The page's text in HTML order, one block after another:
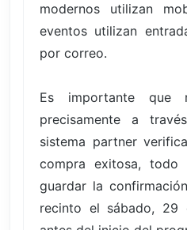
modernos utilizan
eventos utilizan
por correo.
Es importante que
precisamente a
sistema partner
compra exitosa, todo
guardar la
recinto el sábado, 29